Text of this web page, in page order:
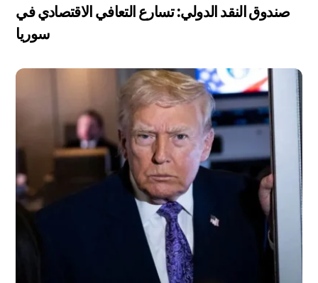
صندوق النقد الدولي: تسارع التعافي الاقتصادي في
سوريا